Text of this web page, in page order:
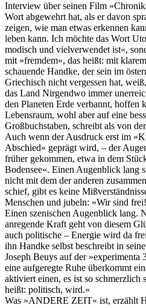
Interview über seinen Film
Wort abgewehrt hat, als er davon
zeigen, wie man etwas erkennen
leben kann. Ich möchte das Wort
modisch und vielverwendet ist«,
mit »fremdem«, das heißt: mit
schauende Handke, der sein im
Griechisch nicht vergessen hat,
das Land Nirgendwo immer
den Planeten Erde verbannt, hoffen
Lebensraum, wohl aber auf eine
Großbuchstaben, schreibt als von
Auch wenn der Ausdruck erst im
Abschied« geprägt wird, – der
früher gekommen, etwa in dem
Bodensee«. Einen Augenblick lang
nicht mit dem der anderen
schief, gibt es keine
Menschen und jubeln: »Wir sind
Einen szenischen Augenblick lang.
anregende Kraft geht von diesem
auch politische – Energie wird da
ihn Handke selbst beschreibt in
Joseph Beuys auf der
eine aufgeregte Ruhe überkommt
aktiviert einen, es ist so schmerzlich
heißt: politisch, wird.«
Was »ANDERE ZEIT« ist, erzählt